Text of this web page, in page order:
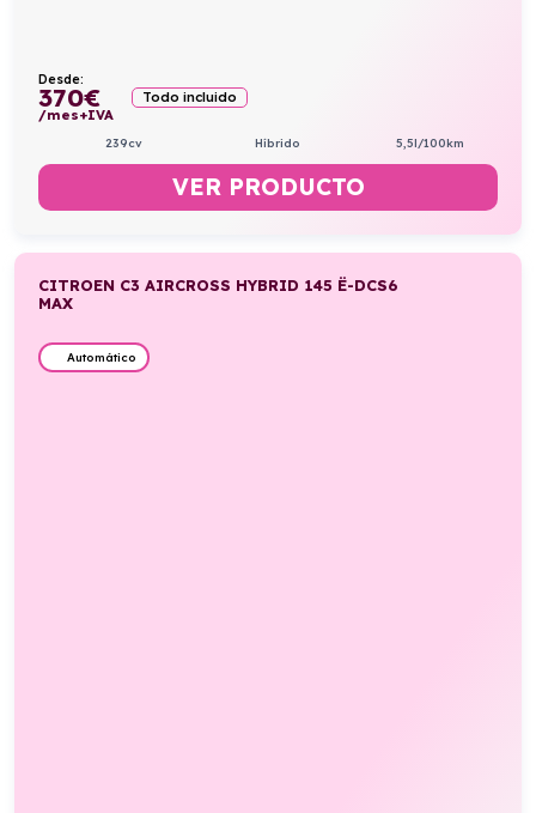
Desde:
370€
/mes+IVA
Todo incluido
239cv Híbrido 5,5l/100km
VER PRODUCTO
CITROEN C3 AIRCROSS HYBRID 145 Ë-DCS6
MAX
Automático